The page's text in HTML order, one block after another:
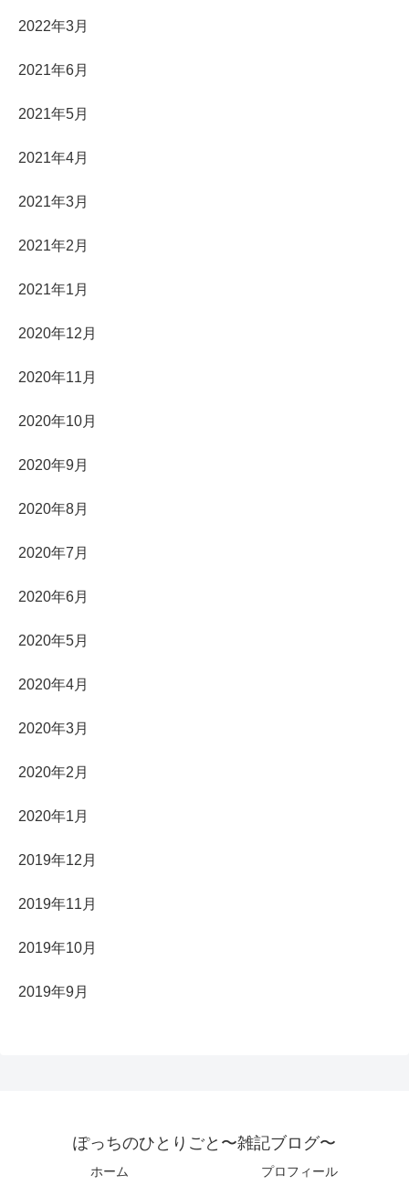
2022年3月
2021年6月
2021年5月
2021年4月
2021年3月
2021年2月
2021年1月
2020年12月
2020年11月
2020年10月
2020年9月
2020年8月
2020年7月
2020年6月
2020年5月
2020年4月
2020年3月
2020年2月
2020年1月
2019年12月
2019年11月
2019年10月
2019年9月
ぽっちのひとりごと〜雑記ブログ〜
ホーム プロフィール